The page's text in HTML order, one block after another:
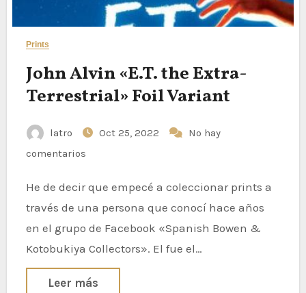
Prints
John Alvin «E.T. the Extra-
Terrestrial» Foil Variant
latro Oct 25, 2022
No hay
comentarios
He de decir que empecé a coleccionar prints a
través de una persona que conocí hace años
en el grupo de Facebook «Spanish Bowen &
Kotobukiya Collectors». El fue el…
Leer más